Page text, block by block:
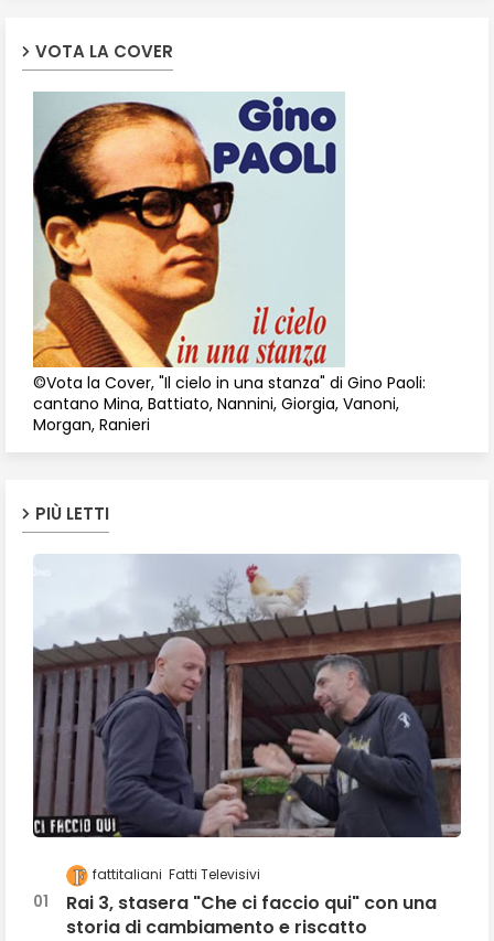
VOTA LA COVER
©Vota la Cover, "Il cielo in una stanza" di Gino Paoli:
cantano Mina, Battiato, Nannini, Giorgia, Vanoni,
Morgan, Ranieri
PIÙ LETTI
fattitaliani Fatti Televisivi
Rai 3, stasera "Che ci faccio qui" con una
storia di cambiamento e riscatto